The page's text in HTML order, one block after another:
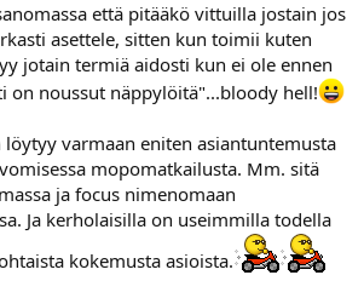
että pitääkö vittuilla jostain jos
asettele, sitten kun toimii kuten
jotain termiä aidosti kun ei ole ennen
on noussut näppylöitä"...bloody hell!
löytyy varmaan eniten asiantuntemusta
mopomatkailusta. Mm. sitä
ja focus nimenomaan
Ja kerholaisilla on useimmilla todella
kokemusta asioista.